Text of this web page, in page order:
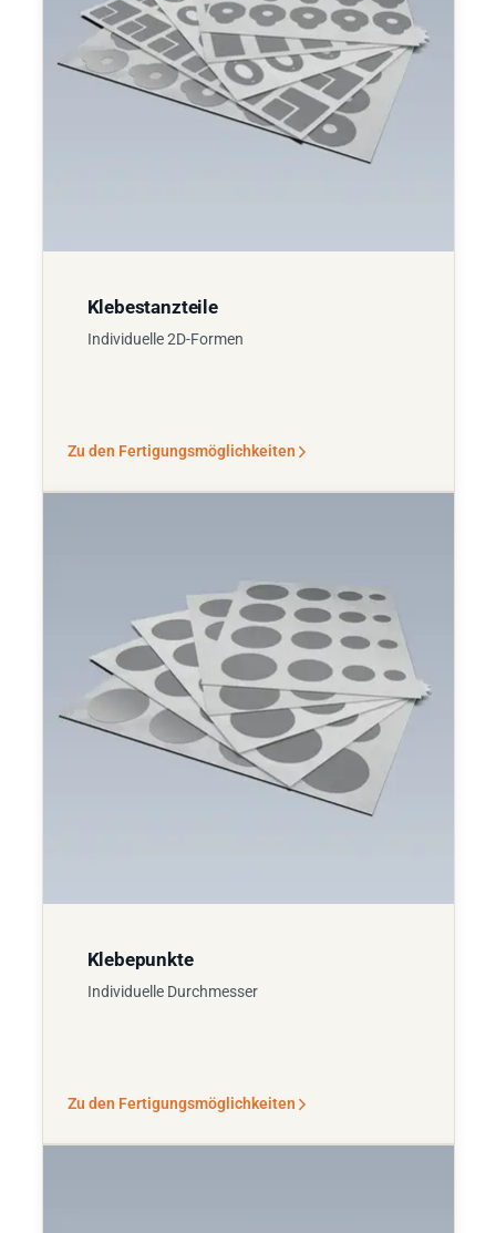
Klebestanzteile
Individuelle 2D-Formen
Zu den Fertigungsmöglichkeiten
Klebepunkte
Individuelle Durchmesser
Zu den Fertigungsmöglichkeiten